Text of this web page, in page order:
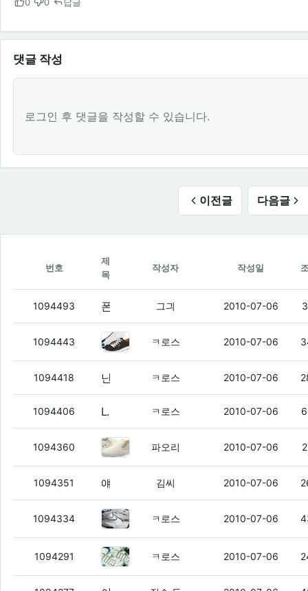
댓글 작성
로그인 후 댓글을 작성할 수 있습니다.
이전글 다음글
번호
제
목
작성자 작성일
1094493 (3)
그긔 2010-07-06
1094443 난 태어나서 첨사본 단화가 작년에
ㅋ로스 2010-07-06
1094418 (1)
ㅋ로스 2010-07-06
1094406 LVMH야 너 94년도 쯤에 나왓던 아디다스 액신아냐? ㅋ로스 2010-07-06
1094360 귀염돋는 내 신발 ㅇㅇ(4)
파오리 2010-07-06
1094351 김씨 2010-07-06
1094334 최창민이 신고나와서 그담날 내돈
ㅋ로스 2010-07-06
1094291 산 신발중 젤 돈아까운신발(3)
ㅋ로스 2010-07-06